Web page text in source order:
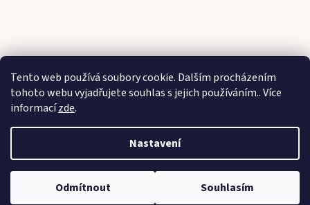
Tento web používá soubory cookie. Dalším procházením
tohoto webu vyjadřujete souhlas s jejich používáním.. Více
informacízde.
Nastavení
Odmítnout Souhlasím
Sledovat na Instagramu
Vytvořil Shoptet
Copyright 2026Parádičky na ručičky. Všechna práva